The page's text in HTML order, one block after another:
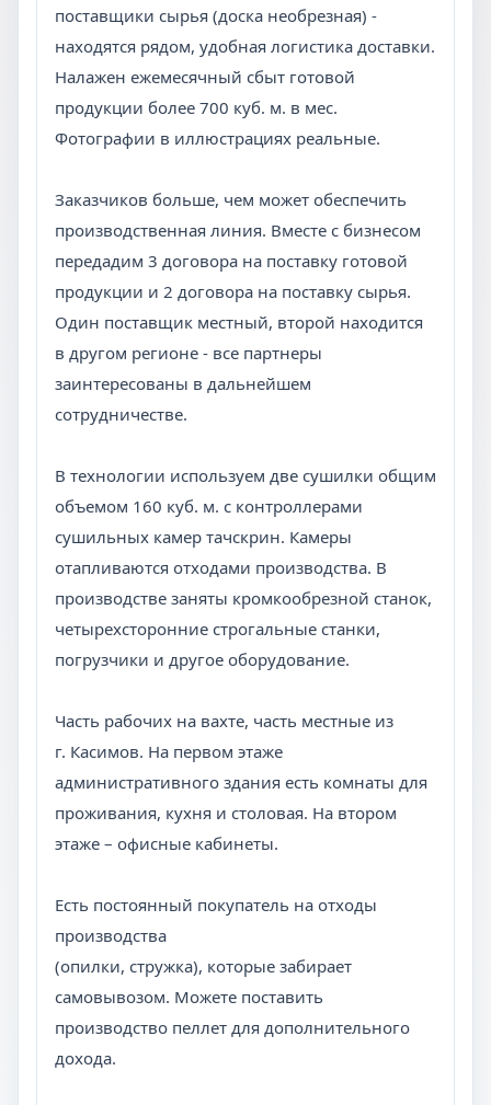
поставщики сырья (доска необрезная) -
находятся рядом, удобная логистика доставки.
Налажен ежемесячный сбыт готовой
продукции более 700 куб. м. в мес.
Фотографии в иллюстрациях реальные.
Заказчиков больше, чем может обеспечить
производственная линия. Вместе с бизнесом
передадим 3 договора на поставку готовой
продукции и 2 договора на поставку сырья.
Один поставщик местный, второй находится
в другом регионе - все партнеры
заинтересованы в дальнейшем
сотрудничестве.
В технологии используем две сушилки общим
объемом 160 куб. м. с контроллерами
сушильных камер тачскрин. Камеры
отапливаются отходами производства. В
производстве заняты кромкообрезной станок,
четырехсторонние строгальные станки,
погрузчики и другое оборудование.
Часть рабочих на вахте, часть местные из
г. Касимов. На первом этаже
административного здания есть комнаты для
проживания, кухня и столовая. На втором
этаже – офисные кабинеты.
Есть постоянный покупатель на отходы
производства
(опилки, стружка), которые забирает
самовывозом. Можете поставить
производство пеллет для дополнительного
дохода.